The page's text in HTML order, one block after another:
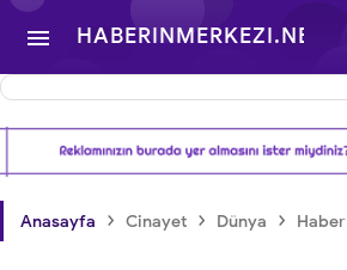
 HABERINMERKEZI.NET
- TÜRKIYE VE DÜNYA
GÜNDEMINDEN
Anasayfa › Cinayet › Dünya › Haber